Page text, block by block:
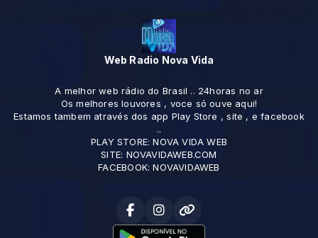
Web Radio Nova Vida
A melhor web rádio do Brasil .. 24horas no ar
Os melhores louvores , voce só ouve aqui!
Estamos tambem através dos app Play Store , site , e facebook
..
PLAY STORE: NOVA VIDA WEB
SITE: NOVAVIDAWEB.COM
FACEBOOK: NOVAVIDAWEB